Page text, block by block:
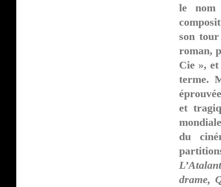
le nom
son
roman,
Cie »,
terme.
et
du
drame,